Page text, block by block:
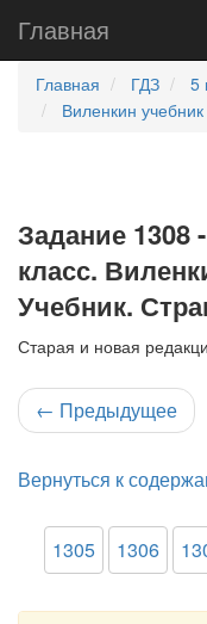
Главная
Главная ГДЗ 5
Виленкин учебник
Задание 1308
класс.
Учебник.
Старая и новая
← Предыдущее
Вернуться к
1305 1306